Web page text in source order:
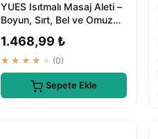
YUES Isıtmalı Masaj Aleti –
Boyun, Sırt, Bel ve Omuz
İçin Profesyonel Masaj
1.468,99 ₺
★★★★★ (0)
Sepete Ekle